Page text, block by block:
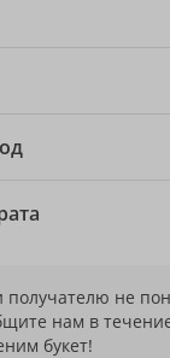
получателю не
нам в
букет!